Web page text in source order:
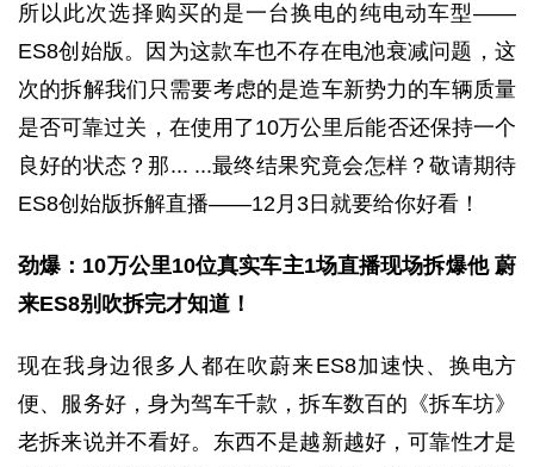
所以此次选择购买的是一台换电的纯电动车型——
ES8创始版。因为这款车也不存在电池衰减问题，这
次的拆解我们只需要考虑的是造车新势力的车辆质量
是否可靠过关，在使用了10万公里后能否还保持一个
良好的状态？那... ...最终结果究竟会怎样？敬请期待
ES8创始版拆解直播——12月3日就要给你好看！
劲爆：10万公里10位真实车主1场直播现场拆爆他 蔚
来ES8别吹拆完才知道！
现在我身边很多人都在吹蔚来ES8加速快、换电方
便、服务好，身为驾车千款，拆车数百的《拆车坊》
老拆来说并不看好。东西不是越新越好，可靠性才是